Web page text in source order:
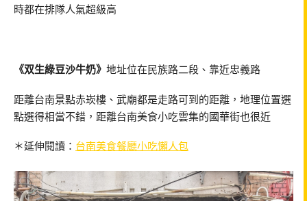
時都在排隊人氣超級高
《双生綠豆沙牛奶》 地址位在民族路二段、靠近忠義路
距離台南景點赤崁樓、武廟都是走路可到的距離，地理位置選
點選得相當不錯，距離台南美食小吃雲集的國華街也很近
＊延伸閱讀： 台南美食餐廳小吃懶人包